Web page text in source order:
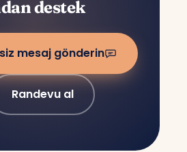
destek
mesaj gönderin
Randevu al